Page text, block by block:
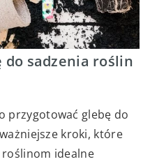
do sadzenia roślin
przygotować glebę do
kroki, które
idealne